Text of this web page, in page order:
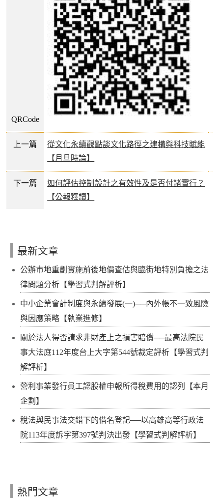
QRCode
上一篇
從文化永續觀點談文化路徑之建構與科技賦能
【月旦時論】
下一篇
如何評估控制設計之有效性及是否付諸實行？
【公報釋讀】
最新文章
公辦市地重劃實施前後地價查估與臨街地特別負擔之法
律問題分析【學習式判解評析】
中小企業會計制度與永續發展(一)──內外帳不一致風險
與因應策略【執業進修】
關於法人得否請求非財產上之損害賠償──最高法院民
事大法庭112年度台上大字第544號裁定評析【學習式判
解評析】
營利事業發行員工認股權申報所得稅費用的認列【本月
企劃】
稅法與民事法交錯下的借名登記──以高雄高等行政法
院113年度訴字第397號判決出發【學習式判解評析】
熱門文章